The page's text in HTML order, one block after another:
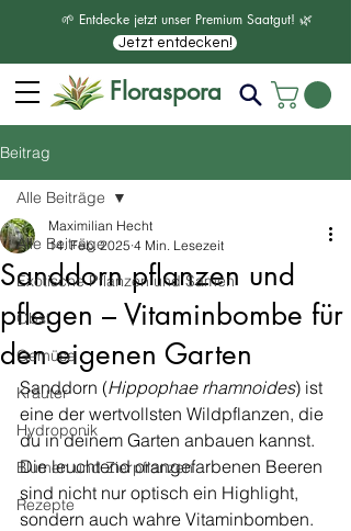
🌱 Entdecke jetzt unser Premium Saatgut! 🌿
Jetzt entdecken!
Floraspora
Beitrag
Alle Beiträge
Exotische Pflanzen und Samen
Obst
Gemüse
Kräuter
Hydroponik
Blumen und Zierpflanzen
Rezepte
Alle Beiträge
Sanddorn pflanzen und
pflegen – Vitaminbombe für
den eigenen Garten
Maximilian Hecht
14. Feb. 2025 4 Min. Lesezeit
Sanddorn (Hippophae rhamnoides) ist
eine der wertvollsten Wildpflanzen, die
du in deinem Garten anbauen kannst.
Die leuchtend orangefarbenen Beeren
sind nicht nur optisch ein Highlight,
sondern auch wahre Vitaminbomben.